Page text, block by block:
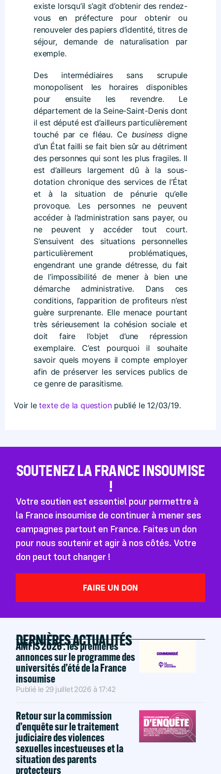
existe lorsqu’il s’agit d’obtenir des rendez-
vous en préfecture pour obtenir ou
renouveler des papiers d’identité, titres de
séjour, demande de naturalisation par
exemple.
Des intermédiaires sans scrupule
monopolisent les horaires disponibles
pour ensuite les revendre. Le
département de la Seine-Saint-Denis dont
il est député est d’ailleurs particulièrement
touché par ce fléau. Ce businessdigne
d’un État failli se fait bien sûr au détriment
des personnes qui sont les plus fragiles. Il
est d’ailleurs largement dû à la sous-
dotation chronique des services de l’État
et à la situation de pénurie qu’elle
provoque. Les personnes ne peuvent
accéder à l’administration sans payer, ou
ne peuvent y accéder tout court.
S’ensuivent des situations personnelles
particulièrement problématiques,
engendrant une grande détresse, du fait
de l’impossibilité de mener à bien une
démarche administrative. Dans ces
conditions, l’apparition de profiteurs n’est
guère surprenante. Elle menace pourtant
très sérieusement la cohésion sociale et
doit faire l’objet d’une répression
exemplaire. C’est pourquoi il souhaite
savoir quels moyens il compte employer
afin de préserver les services publics de
ce genre de parasitisme.
Voir letexte de la questionpublié le 12/03/19.
SOUTENEZ LA FRANCE INSOUMISE
!
Votre soutien est essentiel pour permettre à
la France insoumise de continuer à mener ses
campagnes partout en France. Faites un don
pour nous soutenir et agir à nos côtés. Votre
don peut tout changer !
FAIRE UN DON
DERNIÈRES ACTUALITÉS
AMFIS 2026 : les premières
annonces sur le programme des
universités d’été de la France
insoumise
Publié le 29 juillet 2026 à 17:42
Retour sur la commission
d’enquête sur le traitement
judiciaire des violences
sexuelles incestueuses et la
situation des parents
protecteurs